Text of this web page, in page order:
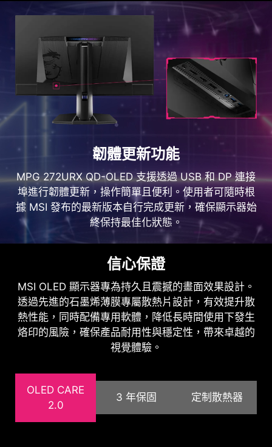
HDMI™ 1.2 10.2Gbps
現多設備無縫切換，減少桌面雜亂，
同時提升生產力。這是一個高效管理
多設備的完美解決方案，只需一台顯
示器即可輕鬆掌控。
提供柔和的環境光，可以輕鬆與任何
支援Mystic Light遊戲產品同步燈效。
韌體更新功能
MPG 272URX QD-OLED 支援透過 USB 和 DP 連接
埠進行韌體更新，操作簡單且便利。使用者可隨時根
據 MSI 發布的最新版本自行完成更新，確保顯示器始
終保持最佳化狀態。
信心保證
MSI OLED 顯示器專為持久且震撼的畫面效果設計。
透過先進的石墨烯薄膜專屬散熱片設計，有效提升散
熱性能，同時配備專用軟體，降低長時間使用下發生
烙印的風險，確保產品耐用性與穩定性，帶來卓越的
視覺體驗。
OLED CARE
2.0
3 年保固 定制散熱器